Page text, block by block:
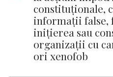
constituționale,
informații false,
iniţierea sau
organizaţii cu
ori xenofob